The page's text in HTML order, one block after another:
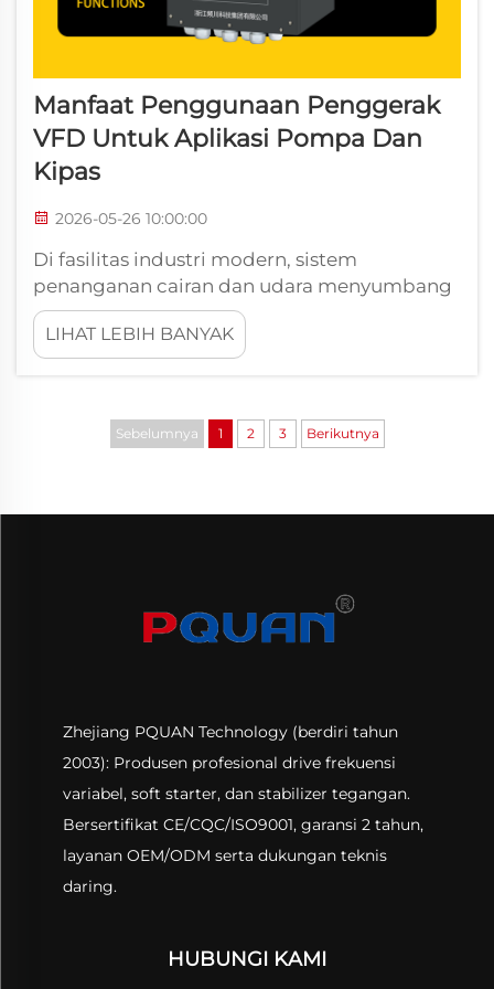
Manfaat Penggunaan Penggerak
VFD Untuk Aplikasi Pompa Dan
Kipas
2026-05-26 10:00:00
Di fasilitas industri modern, sistem
penanganan cairan dan udara menyumbang
sebagian besar dari total pengeluaran energi.
Secara tradisional, pompa sentrifugal dan
kipas ventilasi dioperasikan pada kecepatan
pengatur mekanis...
LIHAT LEBIH BANYAK
Sebelumnya 1 2 3 Berikutnya
Zhejiang PQUAN Technology (berdiri tahun
2003): Produsen profesional drive frekuensi
variabel, soft starter, dan stabilizer tegangan.
Bersertifikat CE/CQC/ISO9001, garansi 2 tahun,
layanan OEM/ODM serta dukungan teknis
daring.
HUBUNGI KAMI